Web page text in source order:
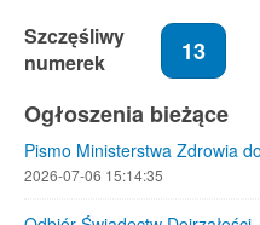
Szczęśliwy
numerek
13
Ogłoszenia bieżące
Pismo Ministerstwa Zdrowia
2026-07-06 15:14:35